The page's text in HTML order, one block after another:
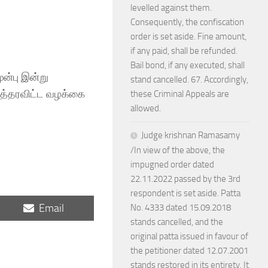
இன்று
வழக்கை
Share
on
Email
levelled against them.
Consequently, the confiscation
order is set aside. Fine amount,
if any paid, shall be refunded.
Bail bond, if any executed, shall
stand cancelled. 67. Accordingly,
these Criminal Appeals are
allowed.
Judge krishnan Ramasamy
/In view of the above, the
impugned order dated
22.11.2022 passed by the 3rd
respondent is set aside. Patta
No. 4333 dated 15.09.2018
stands cancelled, and the
original patta issued in favour of
the petitioner dated 12.07.2001
stands restored in its entirety. It